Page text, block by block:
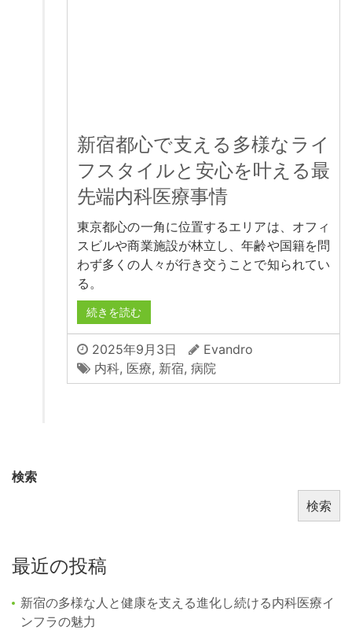
新宿都心で支える多様なライ
フスタイルと安心を叶える最
先端内科医療事情
東京都心の一角に位置するエリアは、オフィ
スビルや商業施設が林立し、年齢や国籍を問
わず多くの人々が行き交うことで知られてい
る。
続きを読む
2025年9月3日
Evandro
内科, 医療, 新宿, 病院
検索
検索
最近の投稿
新宿の多様な人と健康を支える進化し続ける内科医療イ
ンフラの魅力